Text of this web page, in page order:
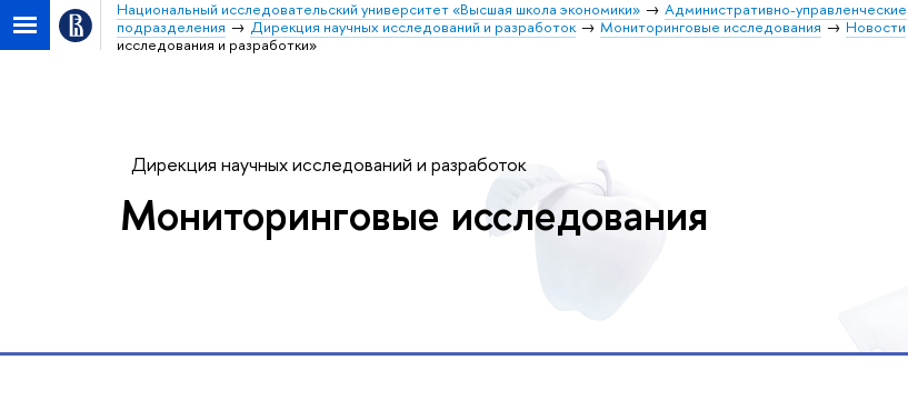
Национальный исследовательский университет «Высшая школа экономики»
Административно-управленческие
подразделения
Дирекция научных исследований и разработок Мониторинговые исследования Новости
исследования и разработки»
Дирекция научных исследований и разработок
Мониторинговые исследования